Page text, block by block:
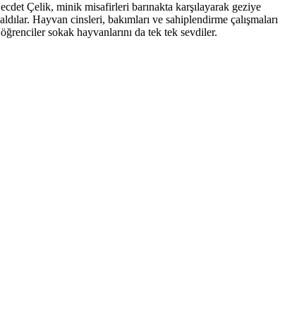
Çelik, minik misafirleri barınakta karşılayarak geziye
Hayvan cinsleri, bakımları ve sahiplendirme çalışmaları
sokak hayvanlarını da tek tek sevdiler.